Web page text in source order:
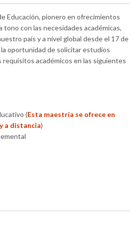
Educación, pionero en ofrecimientos
tono con las necesidades académicas,
país y a nivel global desde el 17 de
oportunidad de solicitar estudios
requisitos académicos en las siguientes
(Esta maestría se ofrece en
a distancia)